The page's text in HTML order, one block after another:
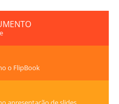
o FlipBook